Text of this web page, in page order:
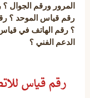
المرور ورقم الجوال
رقم قياس الموحد ؟
؟ رقم الهاتف في
الدعم الفني ؟